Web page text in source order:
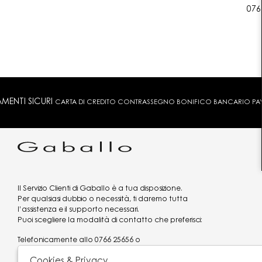
SICURI CARTA DI CREDITO CONTRASSEGNO BONIFICO BANCARIO
Il Servizio Clienti di Gaballo è a tua disposizione.
Per qualsiasi dubbio o necessità, ti daremo tutta
l’assistenza e il supporto necessari.
Puoi scegliere la modalità di contatto che preferisci:
Telefonicamente allo 0766 25656 o